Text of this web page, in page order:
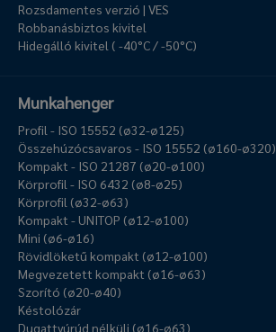
Rozsdamentes verzió | VES
Robbanásbiztos kivitel
Hidegálló kivitel ( -40°C / -50°C)
Munkahenger
Profil - ISO 15552 (ø32-ø125)
Összehúzócsavaros - ISO 15552 (ø160-ø320)
Kompakt - ISO 21287 (ø20-ø100)
Körprofil - ISO 6432 (ø8-ø25)
Körprofil (ø32-ø63)
Kompakt - UNITOP (ø12-ø100)
Mini (ø6-ø16)
Rövidlöketű kompakt (ø12-ø100)
Megvezetett kompakt (ø16-ø63)
Szorító (ø20-ø40)
Késtolózár
Dugattyúrúd nélküli (ø16-ø63)